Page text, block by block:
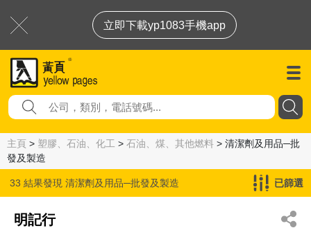
立即下載yp1083手機app
主頁 > 塑膠、石油、化工 > 石油、煤、其他燃料 > 清潔劑及用品─批
發及製造
33 結果發現 清潔劑及用品─批發及製造 已篩選
明記行